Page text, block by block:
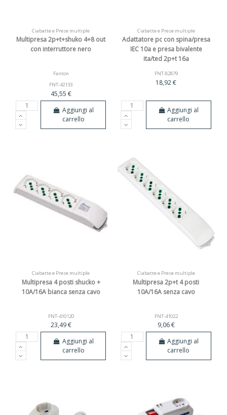
Ciabatte e Prese multiple
Multipresa 2p+t+shuko 4+8 out
con interruttore nero
Fanton
FNT-42133
45,55 €
Aggiungi al
carrello
Ciabatte e Prese multiple
Adattatore pc con spina/presa
IEC 10a e presa bivalente
ita/ted 2p+t 16a
FNT-82879
18,92 €
Aggiungi al
carrello
Ciabatte e Prese multiple
Multipresa 4 posti shucko +
10A/16A bianca senza cavo
FNT-410120
23,49 €
Aggiungi al
carrello
Ciabatte e Prese multiple
Multipresa 2p+t 4 posti
10A/16A senza cavo
FNT-41022
9,06 €
Aggiungi al
carrello